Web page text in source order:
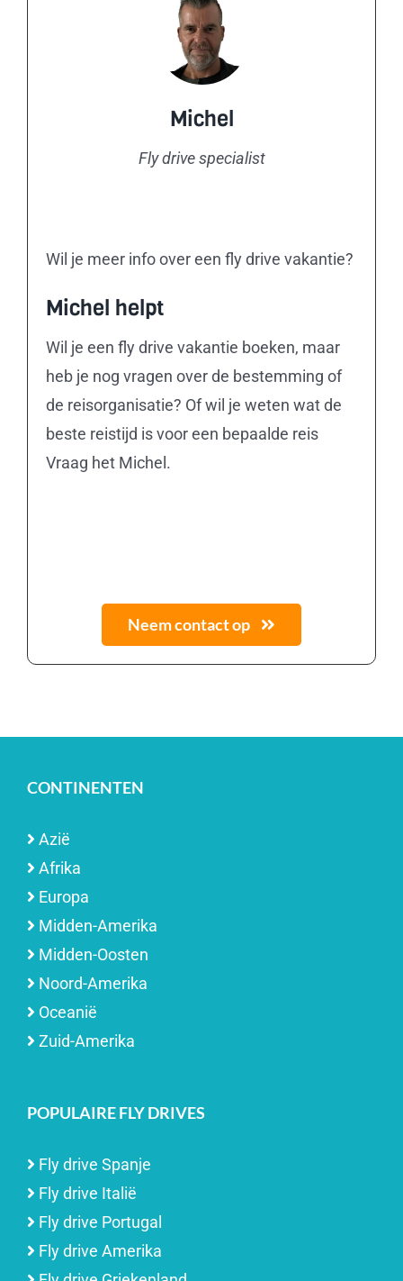
Michel
Fly drive specialist
Wil je meer info over een fly drive vakantie?
Michel helpt
Wil je een fly drive vakantie boeken, maar
heb je nog vragen over de bestemming of
de reisorganisatie? Of wil je weten wat de
beste reistijd is voor een bepaalde reis
Vraag het Michel.
Neem contact op
CONTINENTEN
Azië
Afrika
Europa
Midden-Amerika
Midden-Oosten
Noord-Amerika
Oceanië
Zuid-Amerika
POPULAIRE FLY DRIVES
Fly drive Spanje
Fly drive Italië
Fly drive Portugal
Fly drive Amerika